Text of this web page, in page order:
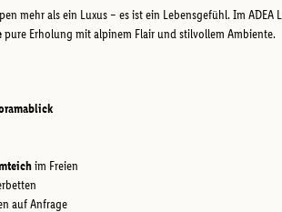
mehr als ein Luxus – es ist ein Lebensgefühl. Im
pure Erholung mit alpinem Flair und stilvollem Ambiente.
im Freien
auf Anfrage